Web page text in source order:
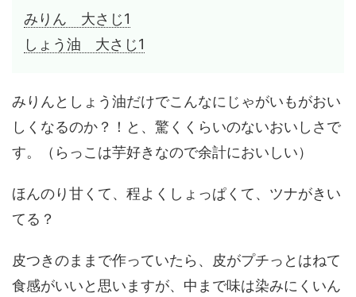
みりん 大さじ1
しょう油 大さじ1
みりんとしょう油だけでこんなにじゃがいもがおい
しくなるのか？！と、驚くくらいのないおいしさで
す。（らっこは芋好きなので余計においしい）
ほんのり甘くて、程よくしょっぱくて、ツナがきい
てる？
皮つきのままで作っていたら、皮がプチっとはねて
食感がいいと思いますが、中まで味は染みにくいん